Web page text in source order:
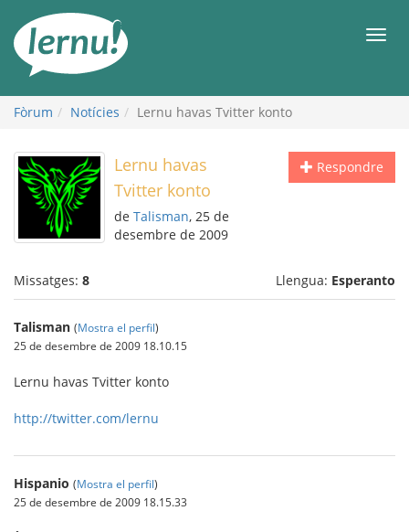
contingut
Fòrum Notícies Lernu havas Tvitter konto
Respondre
Lernu havas
Tvitter konto
de Talisman, 25 de
desembre de 2009
Missatges: 8 Llengua: Esperanto
Talisman (Mostra el perfil)
25 de desembre de 2009 18.10.15
Lernu havas Tvitter konto
http://twitter.com/lernu
Hispanio (Mostra el perfil)
25 de desembre de 2009 18.15.33